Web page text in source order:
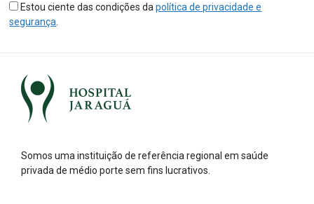
Estou ciente das condições dapolítica de privacidade e
segurança
Somos uma instituição de referência regional em saúde
privada de médio porte sem fins lucrativos.